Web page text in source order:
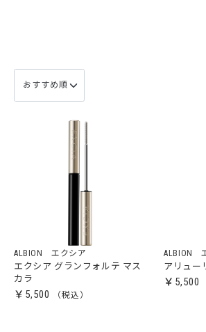
ALBION エクシア
エクシア グランフォルテ マス
カラ
￥5,500
ALBION
アリュー
￥5,500